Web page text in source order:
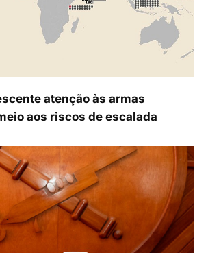
atenção às armas
aos riscos de escalada